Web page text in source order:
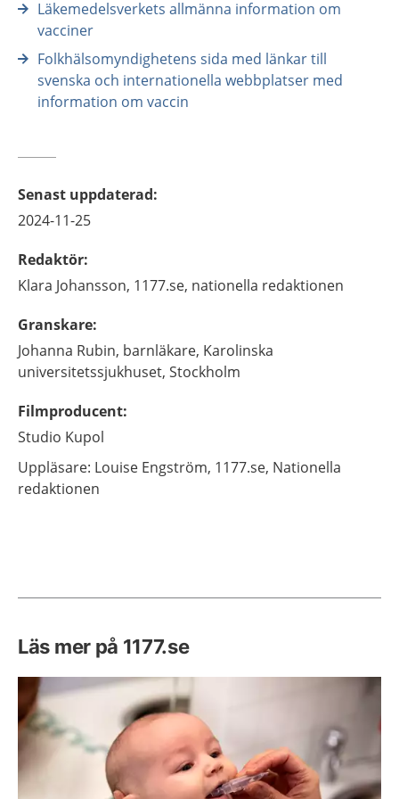
Läkemedelsverkets allmänna information om
vacciner
Folkhälsomyndighetens sida med länkar till
svenska och internationella webbplatser med
information om vaccin
Senast uppdaterad:
2024-11-25
Redaktör:
Klara Johansson, 1177.se, nationella redaktionen
Granskare:
Johanna Rubin, barnläkare, Karolinska
universitetssjukhuset, Stockholm
Filmproducent:
Studio Kupol
Uppläsare: Louise Engström, 1177.se, Nationella
redaktionen
Läs mer på 1177.se